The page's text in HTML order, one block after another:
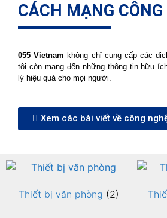
CÁCH MẠNG CÔNG
055 Vietnam không chỉ cung cấp các
tôi còn mang đến những thông tin hữu
lý hiệu quả cho mọi người.
Xem các bài viết về công
Thiết bị văn phòng (2)